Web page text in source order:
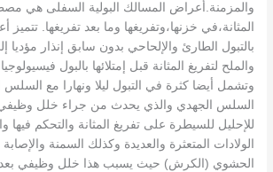
والمزمنة.أعراض المسالك البولية السفلى هي
المثانة،في خزنها،وتفريغها وما بعد تفريغها.
بالتبول الطارئ والإلحاحي بدون سابق إنذار مؤديا
وتشمل أيضا كثرة في التبول ليلا ونهارا مع السلس
السلس الجهدي والذي يحدث من جراء خلل وظيفي
للإحليل للسيطرة على تفريغ المثانة والتحكم فيها
الولادات المتعثرة والعديدة وكذلك السمنة
الحشوي (الكرش) حيث يسبب هذا خلل وظيفي بعد